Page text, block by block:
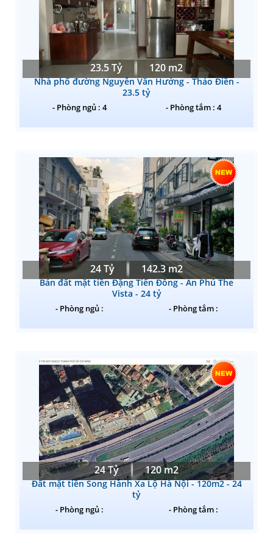
23.5 Tỷ 120 m2
Nhà phố đường Nguyễn Văn Hưởng - Thảo Điền -
23.5 tỷ
- Phòng ngủ : 4 - Phòng tắm : 4
24 Tỷ 142.3 m2
Bán đất mặt tiền Đặng Tiến Đông - An Phú The
Vista - 24 tỷ
- Phòng ngủ : - Phòng tắm :
24 Tỷ 120 m2
Đất mặt tiền Song Hành Xa Lộ Hà Nội - 120m2 - 24
tỷ
- Phòng ngủ : - Phòng tắm :